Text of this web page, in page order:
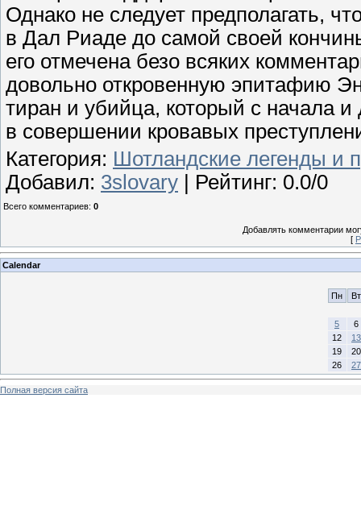
Однако не следует предполагать,
в Дал Риаде до самой своей
его отмечена безо всяких
довольно откровенную эпитафию
тиран и убийца, который с начала и
в совершении кровавых
Категория: Шотландские легенды и
Добавил: 3slovary Рейтинг: 0.0/0
Всего комментариев: 0
Добавлять комментарии
[
Calendar
Пн Вт
5
6
12
13
19
20
26
27
Полная версия сайта